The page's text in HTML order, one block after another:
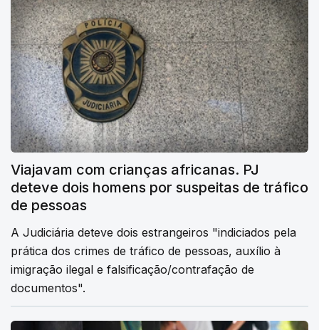
Viajavam com crianças africanas. PJ
deteve dois homens por suspeitas de tráfico
de pessoas
A Judiciária deteve dois estrangeiros "indiciados pela
prática dos crimes de tráfico de pessoas, auxílio à
imigração ilegal e falsificação/contrafação de
documentos".